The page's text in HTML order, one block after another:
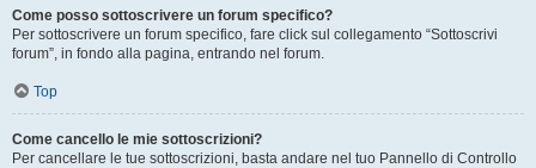
Come posso sottoscrivere un forum specifico?
Per sottoscrivere un forum specifico, fare click sul collegamento “Sottoscrivi
forum”, in fondo alla pagina, entrando nel forum.
Top
Come cancello le mie sottoscrizioni?
Per cancellare le tue sottoscrizioni, basta andare nel tuo Pannello di Controllo